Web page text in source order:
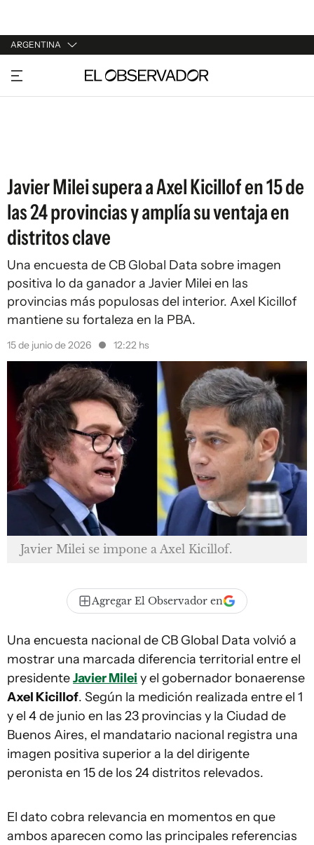
ARGENTINA
URUGUAY
ARGENTINA
Javier Milei supera a Axel Kicillof en 15 de
las 24 provincias y amplía su ventaja en
distritos clave
Una encuesta de CB Global Data sobre imagen
positiva lo da ganador a Javier Milei en las
provincias más populosas del interior. Axel Kicillof
mantiene su fortaleza en la PBA.
15 de junio de 2026 12:22 hs
Javier Milei se impone a Axel Kicillof.
Agregar El Observador en
Una encuesta nacional de CB Global Data volvió a
mostrar una marcada diferencia territorial entre el
presidenteJavier Milei y el gobernador bonaerense
Axel Kicillof. Según la medición realizada entre el 1
y el 4 de junio en las 23 provincias y la Ciudad de
Buenos Aires, el mandatario nacional registra una
imagen positiva superior a la del dirigente
peronista en 15 de los 24 distritos relevados.
El dato cobra relevancia en momentos en que
ambos aparecen como las principales referencias